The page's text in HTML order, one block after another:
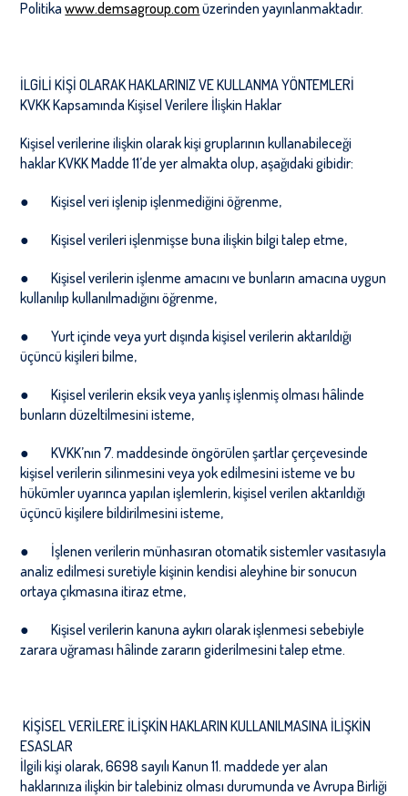
Politikawww.demsagroup.com üzerinden yayınlanmaktadır.
İLGİLİ KİŞİ OLARAK HAKLARINIZ VE KULLANMA YÖNTEMLERİ
KVKK Kapsamında Kişisel Verilere İlişkin Haklar
Kişisel verilerine ilişkin olarak kişi gruplarının kullanabileceği
haklar KVKK Madde 11’de yer almakta olup, aşağıdaki gibidir:
● Kişisel veri işlenip işlenmediğini öğrenme,
● Kişisel verileri işlenmişse buna ilişkin bilgi talep etme,
●
Kişisel verilerin işlenme amacını ve bunların amacına uygun
kullanılıp kullanılmadığını öğrenme,
●
Yurt içinde veya yurt dışında kişisel verilerin aktarıldığı
üçüncü kişileri bilme,
●
Kişisel verilerin eksik veya yanlış işlenmiş olması hâlinde
bunların düzeltilmesini isteme,
● KVKK’nın 7. maddesindeöngörülen şartlar çerçevesinde
kişisel verilerin silinmesini veya yok edilmesini isteme ve bu
hükümler uyarınca yapılan işlemlerin, kişisel verilen aktarıldığı
üçüncü kişilere bildirilmesini isteme,
●
İşlenen verilerin münhasıran otomatik sistemler vasıtasıyla
analiz edilmesi suretiyle kişinin kendisi aleyhine bir sonucun
ortaya çıkmasına itiraz etme,
●
Kişisel verilerin kanuna aykırı olarak işlenmesi sebebiyle
zarara uğraması hâlinde zararın giderilmesini talep etme.
KİŞİSEL VERİLERE İLİŞKİN HAKLARIN KULLANILMASINA İLİŞKİN
ESASLAR
İlgili kişi olarak, 6698 sayılı Kanun 11. maddede yer alan
haklarınıza ilişkin bir talebiniz olması durumunda ve Avrupa Birliği